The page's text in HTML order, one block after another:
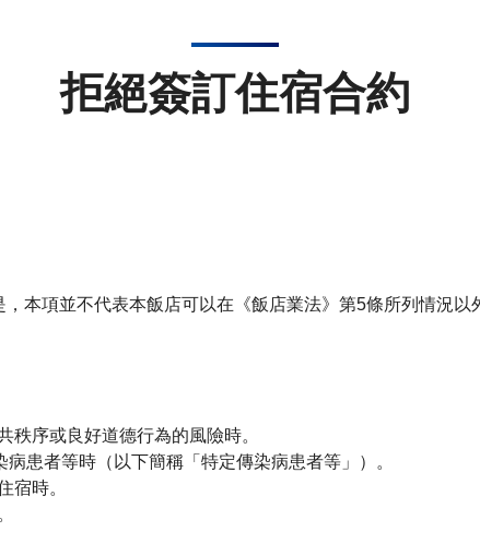
拒絕簽訂住宿合約
本項並不代表本飯店可以在《飯店業法》第5條所列情況以
秩序或良好道德行為的風險時。
患者等時（以下簡稱「特定傳染病患者等」）。
宿時。